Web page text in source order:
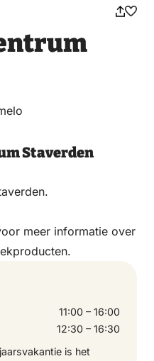
Staverden
meer informatie over
11:00 – 16:00
12:30 – 16:30
is het